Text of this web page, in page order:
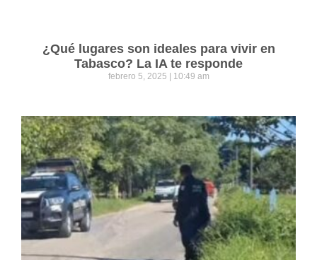
¿Qué lugares son ideales para vivir en
Tabasco? La IA te responde
febrero 5, 2025 10:49 am